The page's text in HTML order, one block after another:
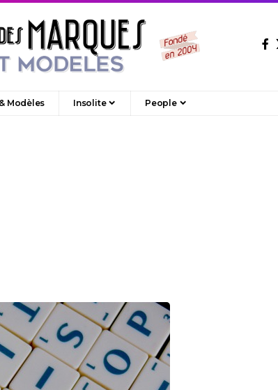
Modèles Insolite People